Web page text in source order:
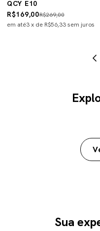
QCY E10
R$269,00
R$169,00
em até3x de R$56,33sem juros
Sua